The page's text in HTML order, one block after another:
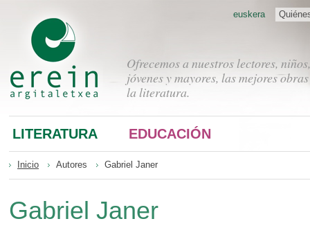
Ofrecemos a nuestros lectores, niños,
jóvenes y mayores, las mejores
la literatura.
euskera
LITERATURA EDUCACIÓN
Inicio Autores Gabriel Janer
Gabriel Janer